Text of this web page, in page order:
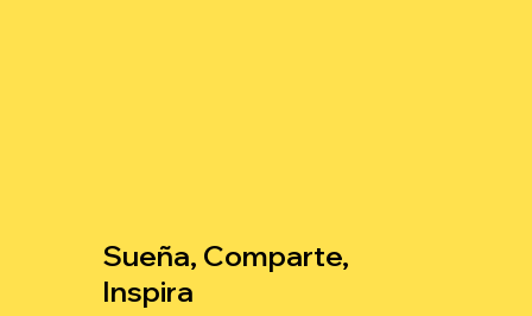
Sueña, Comparte,
Inspira